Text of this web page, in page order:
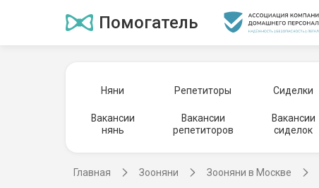
Помогатель
Няни Репетиторы Сиделки
Вакансии
нянь
Вакансии
репетиторов
Вакансии
сиделок
Главная Зооняни Зооняни в Москве